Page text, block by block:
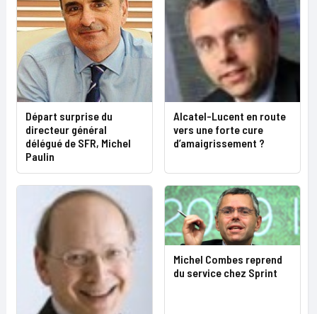
Départ surprise du
directeur général
délégué de SFR, Michel
Paulin
Alcatel-Lucent en route
vers une forte cure
d’amaigrissement ?
Michel Combes reprend
du service chez Sprint